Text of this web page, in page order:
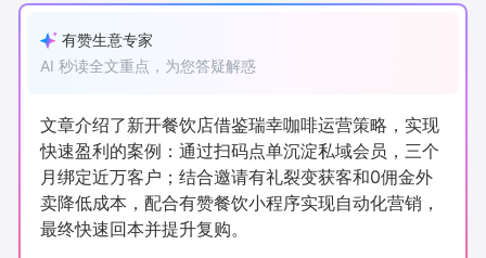
有赞春季发布会
新零售私享会 门店经营增长公开课
AllValue 战略合作
增长产品指南
有赞生意专家
AI 秒读全文重点，为您答疑解惑
文章介绍了新开餐饮店借鉴瑞幸咖啡运营策略，实现
快速盈利的案例：通过扫码点单沉淀私域会员，三个
月绑定近万客户；结合邀请有礼裂变获客和0佣金外
卖降低成本，配合有赞餐饮小程序实现自动化营销，
最终快速回本并提升复购。